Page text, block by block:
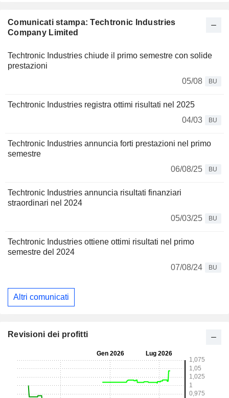
Comunicati stampa: Techtronic Industries
Company Limited
Techtronic Industries chiude il primo semestre con solide
prestazioni
05/08
BU
Techtronic Industries registra ottimi risultati nel 2025
04/03
BU
Techtronic Industries annuncia forti prestazioni nel primo
semestre
06/08/25
BU
Techtronic Industries annuncia risultati finanziari
straordinari nel 2024
05/03/25
BU
Techtronic Industries ottiene ottimi risultati nel primo
semestre del 2024
07/08/24
BU
Altri comunicati
Revisioni dei profitti